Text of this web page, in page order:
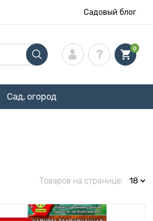
Садовый блог
0
Сад, огород
Товаров на странице: 18